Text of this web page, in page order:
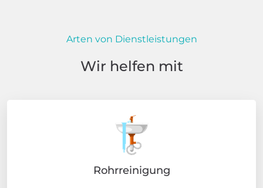
Arten von Dienstleistungen
Wir helfen mit
Rohrreinigung